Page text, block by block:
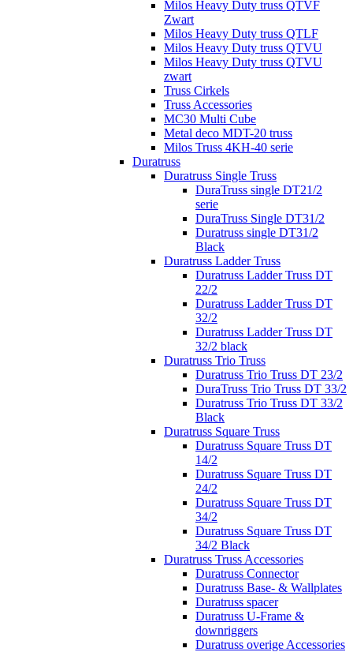
Milos Heavy Duty truss QTVF
Zwart
Milos Heavy Duty truss QTLF
Milos Heavy Duty truss QTVU
Milos Heavy Duty truss QTVU
zwart
Truss Cirkels
Truss Accessories
MC30 Multi Cube
Metal deco MDT-20 truss
Milos Truss 4KH-40 serie
Duratruss
Duratruss Single Truss
DuraTruss single DT21/2
serie
DuraTruss Single DT31/2
Duratruss single DT31/2
Black
Duratruss Ladder Truss
Duratruss Ladder Truss DT
22/2
Duratruss Ladder Truss DT
32/2
Duratruss Ladder Truss DT
32/2 black
Duratruss Trio Truss
Duratruss Trio Truss DT 23/2
DuraTruss Trio Truss DT 33/2
Duratruss Trio Truss DT 33/2
Black
Duratruss Square Truss
Duratruss Square Truss DT
14/2
Duratruss Square Truss DT
24/2
Duratruss Square Truss DT
34/2
Duratruss Square Truss DT
34/2 Black
Duratruss Truss Accessories
Duratruss Connector
Duratruss Base- & Wallplates
Duratruss spacer
Duratruss U-Frame &
downriggers
Duratruss overige Accessories